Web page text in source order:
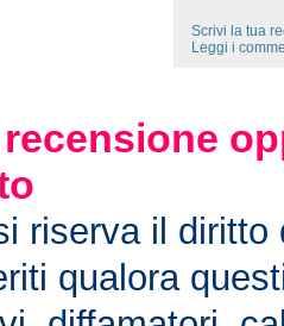
Scrivi la tua
Leggi i
riserva il diritto
qualora